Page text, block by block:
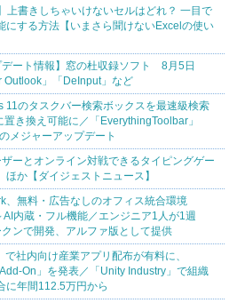
上書きしちゃいけないセルはどれ？ 一目で
にする方法【いまさら聞けないExcelの使い
デート情報】窓の杜収録ソフト 8月5日
Outlook」「DeInput」など
11のタスクバー検索ボックスを最速級検索
き換え可能に／「EverythingToolbar」
メジャーアップデート
ーとオンライン対戦できるタイピングゲー
か【ダイジェストニュース】
、無料・広告なしのオフィス統合環境
AI内蔵・フル機能／エンジニア1人が1週
ンで開発、アルファ版として提供
で社内向け産業アプリ配布が有料に、
On」を発表／「Unity Industry」で組織
に年間112.5万円から